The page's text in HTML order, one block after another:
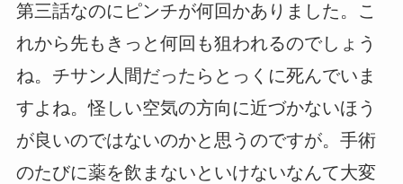
第三話なのにピンチが何回かありました。こ
れから先もきっと何回も狙われるのでしょう
ね。チサン人間だったらとっくに死んでいま
すよね。怪しい空気の方向に近づかないほう
が良いのではないのかと思うのですが。手術
のたびに薬を飲まないといけないなんて大変